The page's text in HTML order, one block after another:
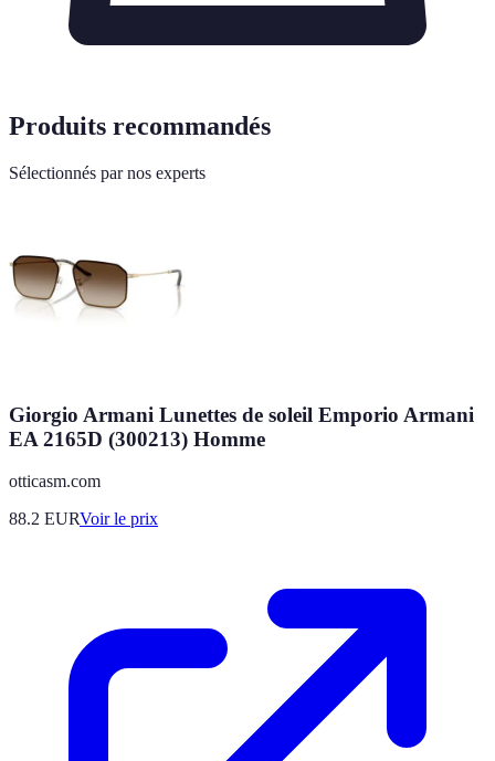
Produits recommandés
Sélectionnés par nos experts
Giorgio Armani Lunettes de soleil Emporio Armani
EA 2165D (300213) Homme
otticasm.com
88.2 EURVoir le prix